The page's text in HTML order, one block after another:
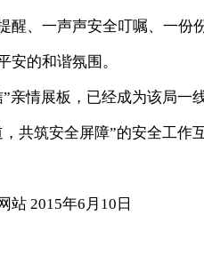
醒、一声声安全叮嘱、一
安的和谐氛围。
情展板，已经成为该局一
共筑安全屏障”的安全工
2015年6月10日